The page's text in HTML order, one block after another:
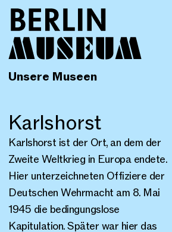
Unsere Museen
Karlshorst
Karlshorst ist der Ort, an dem der
Zweite Weltkrieg in Europa endete.
Hier unterzeichneten Offiziere der
Deutschen Wehrmacht am 8. Mai
1945 die bedingungslose
Kapitulation. Später war hier das